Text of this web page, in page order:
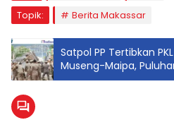
Topik:
Berita Makassar
Satpol PP Tertibkan
Museng-Maipa,